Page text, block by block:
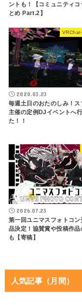
ントも！【コミュニティコ
とめ Part.2】
VRChat
2020.03.23
毎週土日のおたのしみ！ス
主催の定例DJイベントへ
た！！
2026.07.23
第一回ユニマスフォトコン
品決定！協賛賞や投稿作品
も【寄稿】
人気記事（月間）